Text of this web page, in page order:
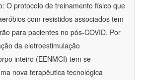
O protocolo de treinamento físico que
com resistidos associados tem
para pacientes no pós-COVID. Por
da eletroestimulação
inteiro (EENMCI) tem se
nova terapêutica tecnológica